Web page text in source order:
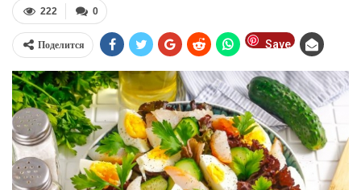
0
222
Поделится Save